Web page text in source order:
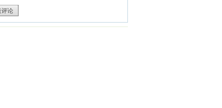
评论